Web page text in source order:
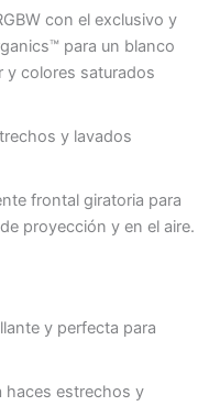
con el exclusivo y
para un blanco
y colores saturados
y lavados
frontal giratoria para
proyección y en el aire.
y perfecta para
haces estrechos y